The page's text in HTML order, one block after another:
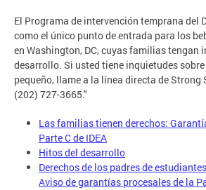
El Programa de intervención temprana del
como el único punto de entrada para los
en Washington, DC, cuyas familias tengan
desarrollo. Si usted tiene inquietudes
pequeño, llame a la línea directa de Strong
(202) 727-3665."
Las familias tienen derechos:
Parte C de IDEA
Hitos del desarrollo
Derechos de los padres de
Aviso de garantías procesales de la